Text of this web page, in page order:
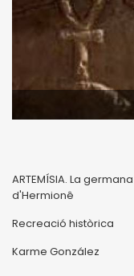
ARTEMÍSIA. La germana
Recreació històrica
Karme González